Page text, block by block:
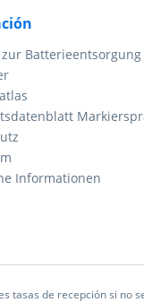
Batterieentsorgung
Informationen
tasas de recepción si no